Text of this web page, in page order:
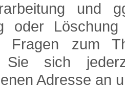
und
oder
Fragen zum
Sie sich
Adresse an